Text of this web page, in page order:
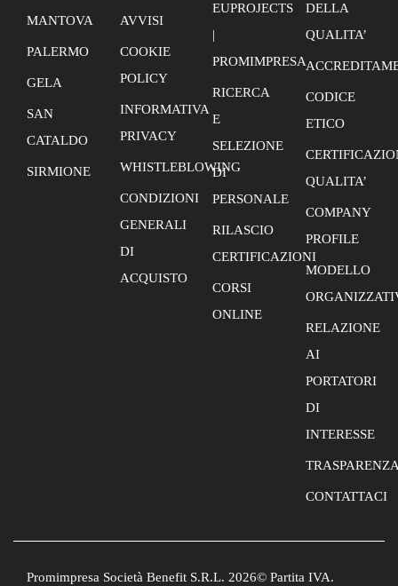
MANTOVA
PALERMO
GELA
SAN
CATALDO
SIRMIONE
AVVISI
COOKIE
POLICY
INFORMATIVA
PRIVACY
WHISTLEBLOWING
CONDIZIONI
GENERALI
DI
ACQUISTO
EUPROJECTS
|
PROMIMPRESA
RICERCA
E
SELEZIONE
DI
PERSONALE
RILASCIO
CERTIFICAZIONI
CORSI
ONLINE
DELLA
QUALITA’
CODICE
ETICO
QUALITA’
COMPANY
PROFILE
MODELLO
RELAZIONE
AI
PORTATORI
DI
INTERESSE
CONTATTACI
Promimpresa Società Benefit S.R.L. 2026© Partita IVA.